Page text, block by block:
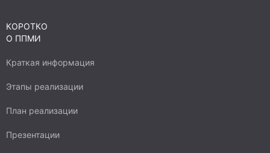
КОРОТКО
О ППМИ
Краткая информация
Этапы реализации
План реализации
Презентации